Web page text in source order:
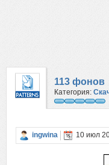
113 фонов
Категория:
ingwina 10 июл